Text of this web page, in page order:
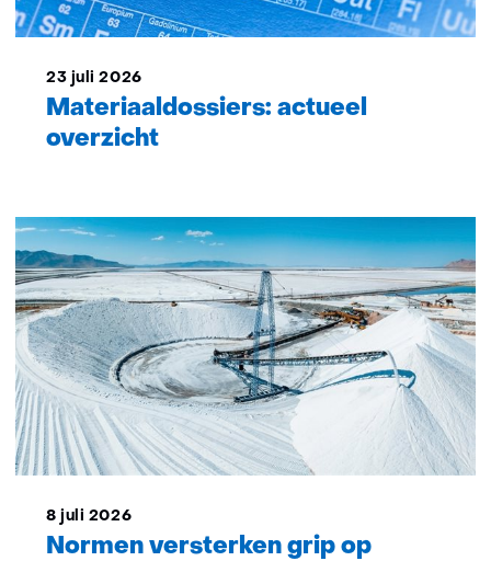
23 juli 2026
Materiaaldossiers: actueel
overzicht
8 juli 2026
Normen versterken grip op